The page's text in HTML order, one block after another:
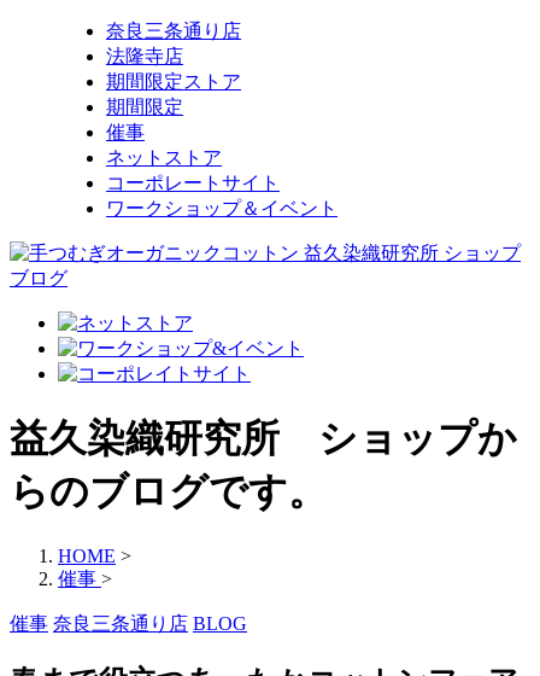
奈良三条通り店
法隆寺店
期間限定ストア
期間限定
催事
ネットストア
コーポレートサイト
ワークショップ＆イベント
益久染織研究所 ショップか
らのブログです。
HOME >
催事 >
催事 奈良三条通り店 BLOG